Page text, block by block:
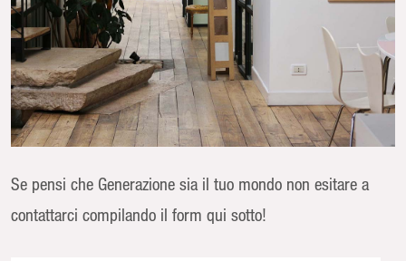
Se pensi che Generazione sia il tuo mondo non esitare a
contattarci compilando il form qui sotto!